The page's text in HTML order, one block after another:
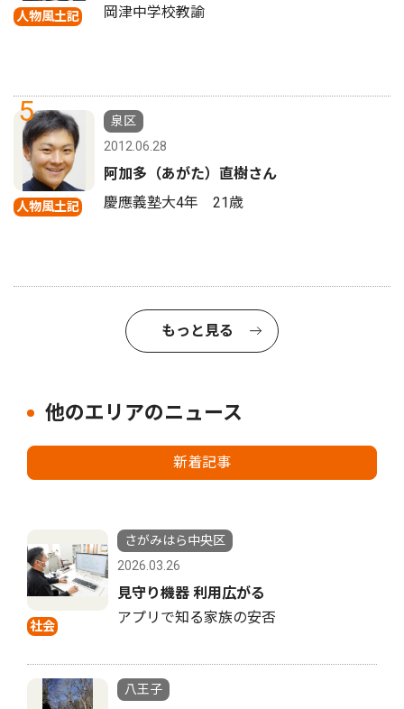
人物風土記
岡津中学校教諭
5
人物風土記
泉区
2012.06.28
阿加多（あがた）直樹さん
慶應義塾大4年 21歳
もっと見る
他のエリアのニュース
新着記事
社会
さがみはら中央区
2026.03.26
見守り機器 利用広がる
アプリで知る家族の安否
八王子